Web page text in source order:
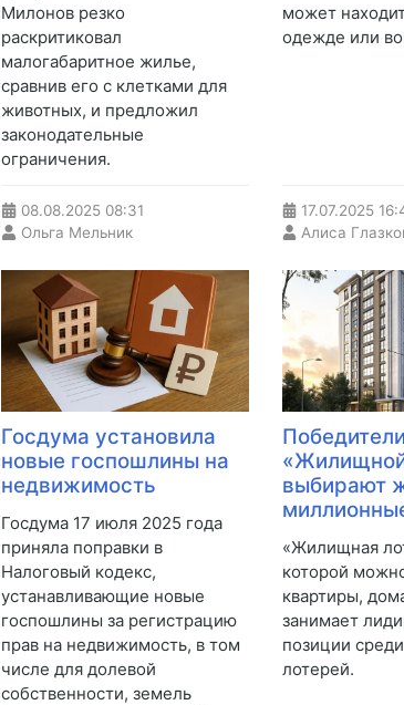
Милонов резко
раскритиковал
малогабаритное жилье,
сравнив его с клетками для
животных, и предложил
законодательные
ограничения.
08.08.2025 08:31
Ольга Мельник
может
одежде или
17.07.2025
Алиса
Госдума установила
новые госпошлины на
недвижимость
Госдума 17 июля 2025 года
приняла поправки в
Налоговый кодекс,
устанавливающие новые
госпошлины за регистрацию
прав на недвижимость, в том
числе для долевой
собственности, земель
Победители
выбирают
«Жилищная
которой
квартиры,
занимает
позиции
лотерей.